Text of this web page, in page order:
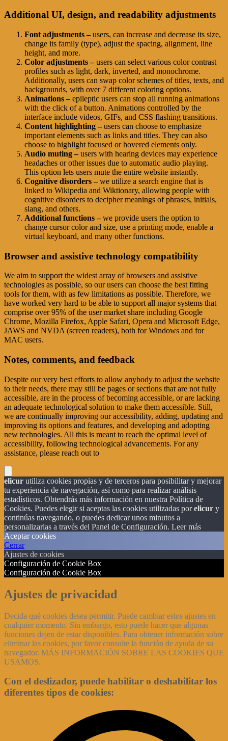
Additional UI, design, and readability adjustments
Font adjustments –users, can increase and decrease its size,
change its family (type), adjust the spacing, alignment, line
height, and more.
Color adjustments –users can select various color contrast
profiles such as light, dark, inverted, and monochrome.
Additionally, users can swap color schemes of titles, texts, and
backgrounds, with over 7 different coloring options.
Animations –epileptic users can stop all running animations
with the click of a button. Animations controlled by the
interface include videos, GIFs, and CSS flashing transitions.
Content highlighting –users can choose to emphasize
important elements such as links and titles. They can also
choose to highlight focused or hovered elements only.
Audio muting –users with hearing devices may experience
headaches or other issues due to automatic audio playing.
This option lets users mute the entire website instantly.
Cognitive disorders –we utilize a search engine that is
linked to Wikipedia and Wiktionary, allowing people with
cognitive disorders to decipher meanings of phrases, initials,
slang, and others.
Additional functions –we provide users the option to
change cursor color and size, use a printing mode, enable a
virtual keyboard, and many other functions.
Browser and assistive technology compatibility
We aim to support the widest array of browsers and assistive
technologies as possible, so our users can choose the best fitting
tools for them, with as few limitations as possible. Therefore, we
have worked very hard to be able to support all major systems that
comprise over 95% of the user market share including Google
Chrome, Mozilla Firefox, Apple Safari, Opera and Microsoft Edge,
JAWS and NVDA (screen readers), both for Windows and for
MAC users.
Notes, comments, and feedback
Despite our very best efforts to allow anybody to adjust the website
to their needs, there may still be pages or sections that are not fully
accessible, are in the process of becoming accessible, or are lacking
an adequate technological solution to make them accessible. Still,
we are continually improving our accessibility, adding, updating and
improving its options and features, and developing and adopting
new technologies. All this is meant to reach the optimal level of
accessibility, following technological advancements. For any
assistance, please reach out to
elicur utiliza cookies propias y de terceros para posibilitar y mejorar
tu experiencia de navegación, así como para realizar análisis
estadísticos. Obtendrás más información en nuestra Política de
Cookies. Puedes elegir si aceptas las cookies utilizadas porelicur y
continúas navegando, o puedes dedicar unos minutos a
personalizarlas a través del Panel de Configuración. Leer más
Aceptar cookies
Cerrar
Ajustes de cookies
Configuración de Cookie Box
Configuración de Cookie Box
Ajustes de privacidad
Decida qué cookies desea permitir. Puede cambiar estos ajustes en
cualquier momento. Sin embargo, esto puede hacer que algunas
funciones dejen de estar disponibles. Para obtener información sobre
eliminar las cookies, por favor consulte la función de ayuda de su
navegador. MÁS INFORMACIÓN SOBRE LAS COOKIES QUE
USAMOS.
Con el deslizador, puede habilitar o deshabilitar los
diferentes tipos de cookies: